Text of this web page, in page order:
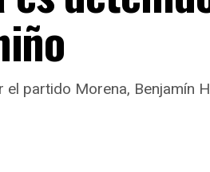
partido Morena, Benjamín